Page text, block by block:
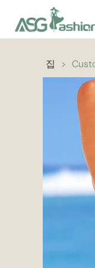
집 >